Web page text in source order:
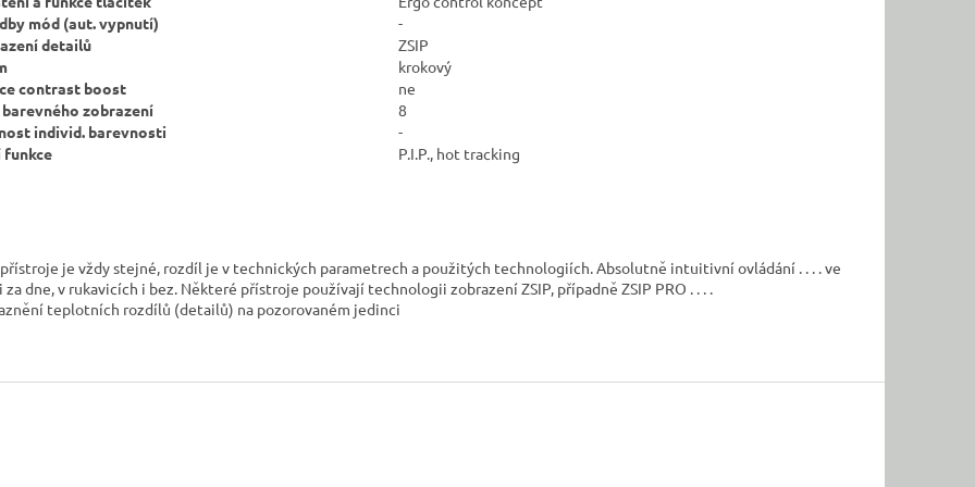
mód (aut. vypnutí)
-
detailů
ZSIP
krokový
contrast boost
ne
barevného zobrazení
8
individ. barevnosti
-
funkce
P.I.P., hot tracking
je vždy stejné, rozdíl je v technických parametrech a použitých technologiích. Absolutně intuitivní ovládání
ve
za dne, v rukavicích i bez. Některé přístroje používají technologii zobrazení ZSIP, případně ZSIP PRO
teplotních rozdílů (detailů) na pozorovaném jedinci